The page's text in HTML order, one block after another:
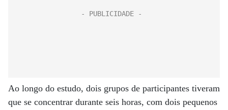
Ao longo do estudo, dois grupos de participantes tiveram
que se concentrar durante seis horas, com dois pequenos